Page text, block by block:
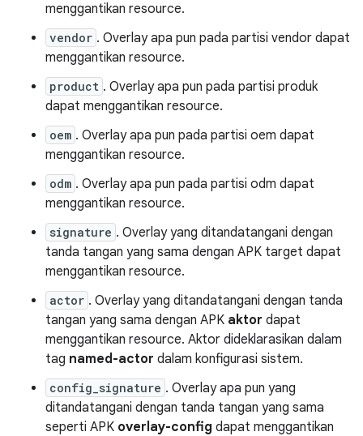
menggantikan resource.
vendor . Overlay apa pun pada partisi vendor dapat
menggantikan resource.
product . Overlay apa pun pada partisi produk
dapat menggantikan resource.
oem . Overlay apa pun pada partisi oem dapat
menggantikan resource.
odm . Overlay apa pun pada partisi odm dapat
menggantikan resource.
signature . Overlay yang ditandatangani dengan
tanda tangan yang sama dengan APK target dapat
menggantikan resource.
actor . Overlay yang ditandatangani dengan tanda
tangan yang sama dengan APK aktor dapat
menggantikan resource. Aktor dideklarasikan dalam
tag named-actor dalam konfigurasi sistem.
config_signature . Overlay apa pun yang
ditandatangani dengan tanda tangan yang sama
seperti APK overlay-config dapat menggantikan